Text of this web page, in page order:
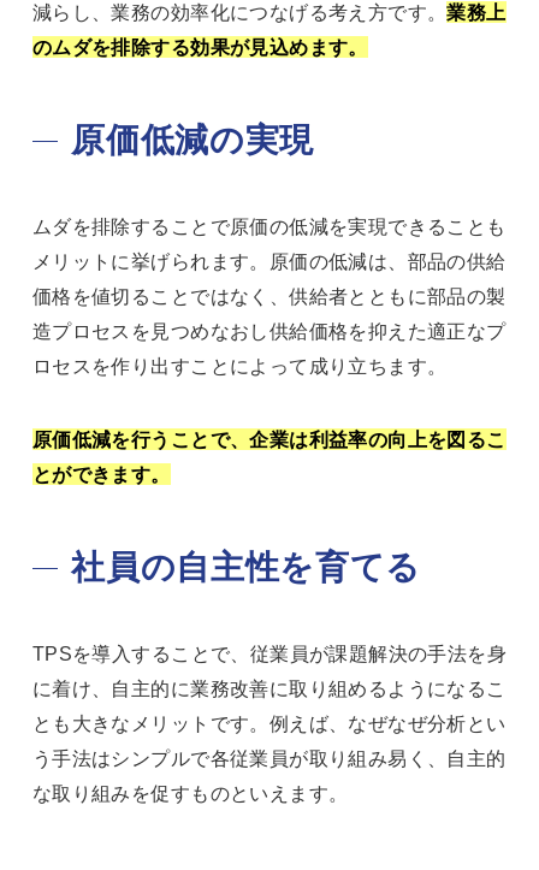
減らし、業務の効率化につなげる考え方です。業務上
のムダを排除する効果が見込めます。
原価低減の実現
ムダを排除することで原価の低減を実現できることも
メリットに挙げられます。原価の低減は、部品の供給
価格を値切ることではなく、供給者とともに部品の製
造プロセスを見つめなおし供給価格を抑えた適正なプ
ロセスを作り出すことによって成り立ちます。
原価低減を行うことで、企業は利益率の向上を図るこ
とができます。
社員の自主性を育てる
TPSを導入することで、従業員が課題解決の手法を身
に着け、自主的に業務改善に取り組めるようになるこ
とも大きなメリットです。例えば、なぜなぜ分析とい
う手法はシンプルで各従業員が取り組み易く、自主的
な取り組みを促すものといえます。